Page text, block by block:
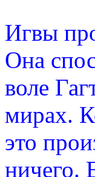
Игвы
Она
воле
мирах.
это
ничего.